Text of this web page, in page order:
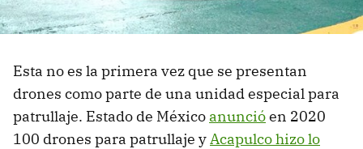
Esta no es la primera vez que se presentan
drones como parte de una unidad especial para
patrullaje. Estado de México anuncióen 2020
100 drones para patrullaje yAcapulco hizo lo